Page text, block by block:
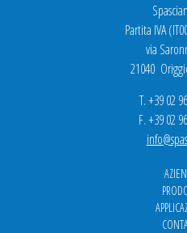
Partita IVA
via
21040
T. +39 02
F. +39 02